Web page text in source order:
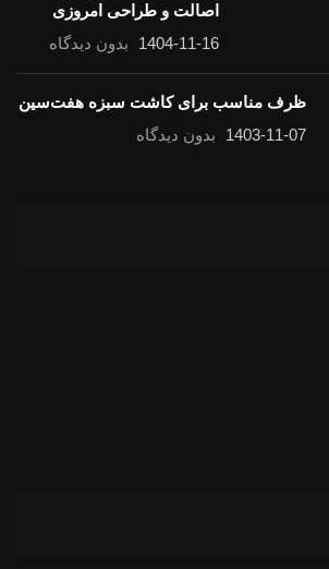
اصالت و طراحی امروزی
1404-11-16
بدون دیدگاه
ظرف مناسب برای کاشت سبزه هفت‌سین
1403-11-07
بدون دیدگاه